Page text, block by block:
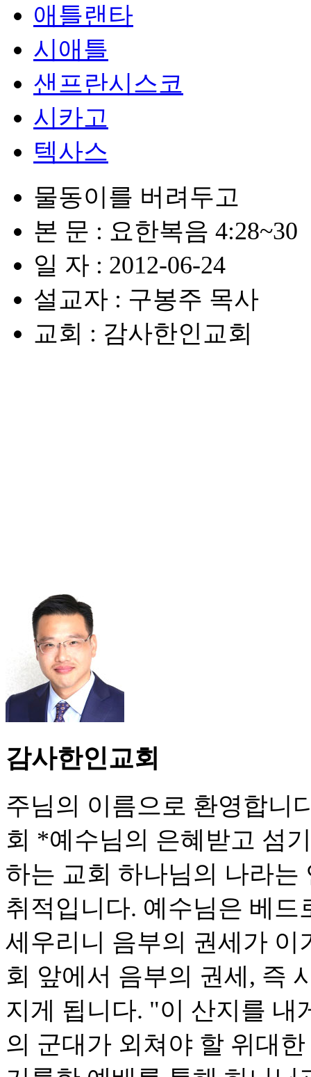
애틀랜타
시애틀
샌프란시스코
시카고
텍사스
물동이를 버려두고
본 문 : 요한복음 4:28~30
일 자 : 2012-06-24
설교자 : 구봉주 목사
교회 : 감사한인교회
감사한인교회
주님의 이름으로 환영합니
회 *예수님의 은혜받고 섬
하는 교회 하나님의 나라
취적입니다. 예수님은 베
세우리니 음부의 권세가
회 앞에서 음부의 권세, 즉
지게 됩니다. "이 산지를 내
의 군대가 외쳐야 할 위대